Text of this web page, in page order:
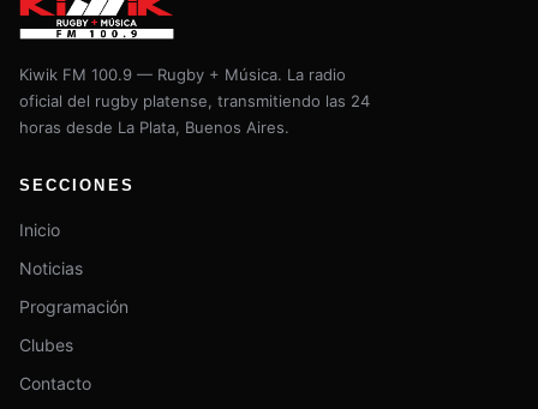
Kiwik FM 100.9 — Rugby + Música. La radio
oficial del rugby platense, transmitiendo las 24
horas desde La Plata, Buenos Aires.
SECCIONES
Inicio
Noticias
Programación
Clubes
Contacto